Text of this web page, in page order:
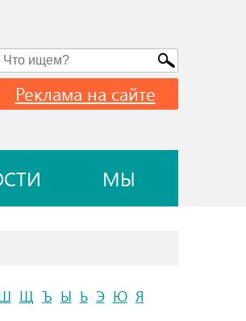
Реклама на сайте
МЫ
Щ Ъ Ы Ь Э Ю Я